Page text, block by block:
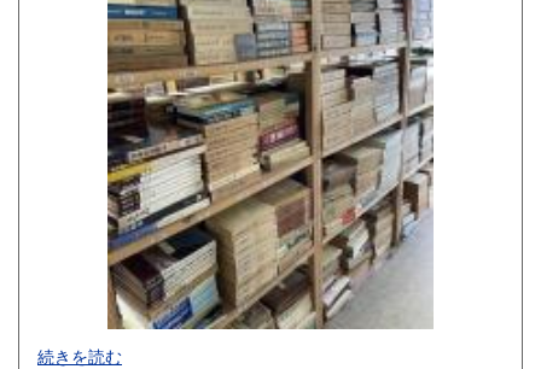
800円 鹿児島県
1,500円
-
続きを読む